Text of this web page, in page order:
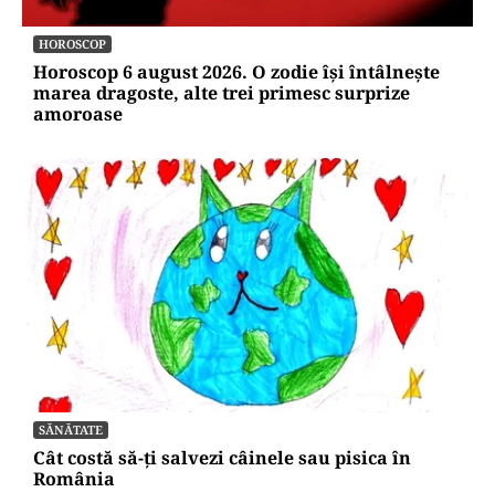
HOROSCOP
Horoscop 6 august 2026. O zodie își întâlnește
marea dragoste, alte trei primesc surprize
amoroase
SĂNĂTATE
Cât costă să-ți salvezi câinele sau pisica în
România